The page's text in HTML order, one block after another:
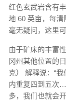
红色玄武岩含有
地 60 英亩，每
毫无疑问，这里
由于矿床的丰富
冈州其他位置的
克） 解释说：“
内重复四到五次
多，我们也就会